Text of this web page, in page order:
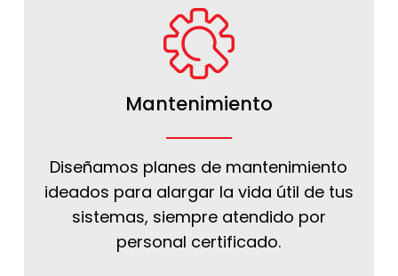
Mantenimiento
Diseñamos planes de mantenimiento
ideados para alargar la vida útil de tus
sistemas, siempre atendido por
personal certificado.